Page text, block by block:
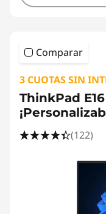
Comparar
3 CUOTAS SIN
ThinkPad
(122)